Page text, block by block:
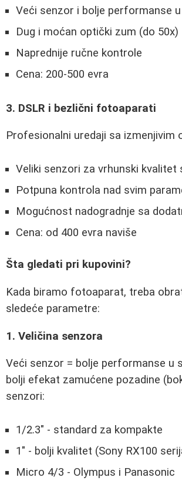
Veći senzor i bolje performanse
Dug i moćan optički zum (do 50x)
Naprednije ručne kontrole
Cena: 200-500 evra
3. DSLR i bezlični fotoaparati
Profesionalni uredaji sa izmenjivim
Veliki senzori za vrhunski kvalitet
Potpuna kontrola nad svim
Mogućnost nadogradnje sa
Cena: od 400 evra naviše
Šta gledati pri kupovini?
Kada biramo fotoaparat, treba
sledeće parametre:
1. Veličina senzora
Veći senzor = bolje performanse u
bolji efekat zamućene pozadine
senzori:
1/2.3" - standard za kompakte
1" - bolji kvalitet (Sony RX100
Micro 4/3 - Olympus i Panasonic